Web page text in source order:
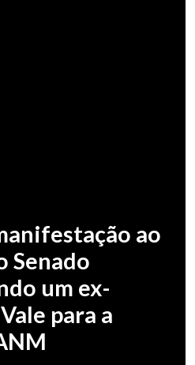
ao
Senado
um ex-
para a